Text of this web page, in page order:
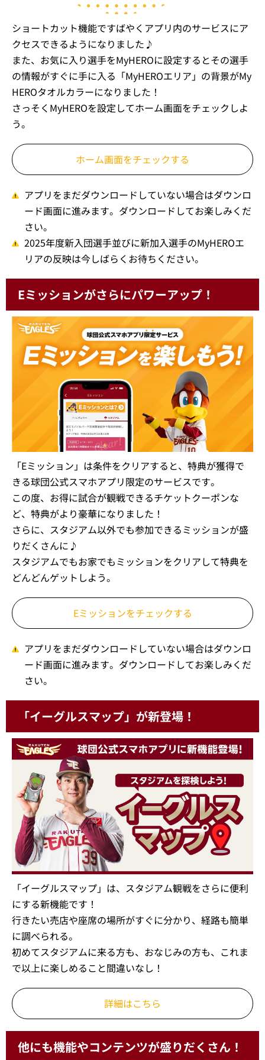
ショートカット機能ですばやくアプリ内のサービスにア
クセスできるようになりました♪
また、お気に入り選手をMyHEROに設定するとその選手
の情報がすぐに手に入る「MyHEROエリア」の背景がMy
HEROタオルカラーになりました！
さっそくMyHEROを設定してホーム画面をチェックしよ
う。
ホーム画面をチェックする
アプリをまだダウンロードしていない場合はダウンロ
ード画面に進みます。ダウンロードしてお楽しみくだ
さい。
2025年度新入団選手並びに新加入選手のMyHEROエ
リアの反映は今しばらくお待ちください。
Eミッションがさらにパワーアップ！
「Eミッション」は条件をクリアすると、特典が獲得で
きる球団公式スマホアプリ限定のサービスです。
この度、お得に試合が観戦できるチケットクーポンな
ど、特典がより豪華になりました！
さらに、スタジアム以外でも参加できるミッションが盛
りだくさんに♪
スタジアムでもお家でもミッションをクリアして特典を
どんどんゲットしよう。
Eミッションをチェックする
アプリをまだダウンロードしていない場合はダウンロ
ード画面に進みます。ダウンロードしてお楽しみくだ
さい。
「イーグルスマップ」が新登場！
「イーグルスマップ」は、スタジアム観戦をさらに便利
にする新機能です！
行きたい売店や座席の場所がすぐに分かり、経路も簡単
に調べられる。
初めてスタジアムに来る方も、おなじみの方も、これま
で以上に楽しめること間違いなし！
詳細はこちら
他にも機能やコンテンツが盛りだくさん！